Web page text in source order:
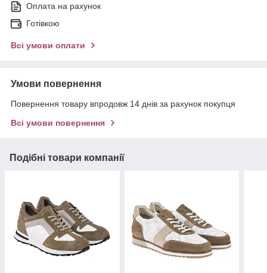
Оплата на рахунок
Готівкою
Всі умови оплати
Умови повернення
Повернення товару впродовж 14 днів за рахунок покупця
Всі умови повернення
Подібні товари компанії